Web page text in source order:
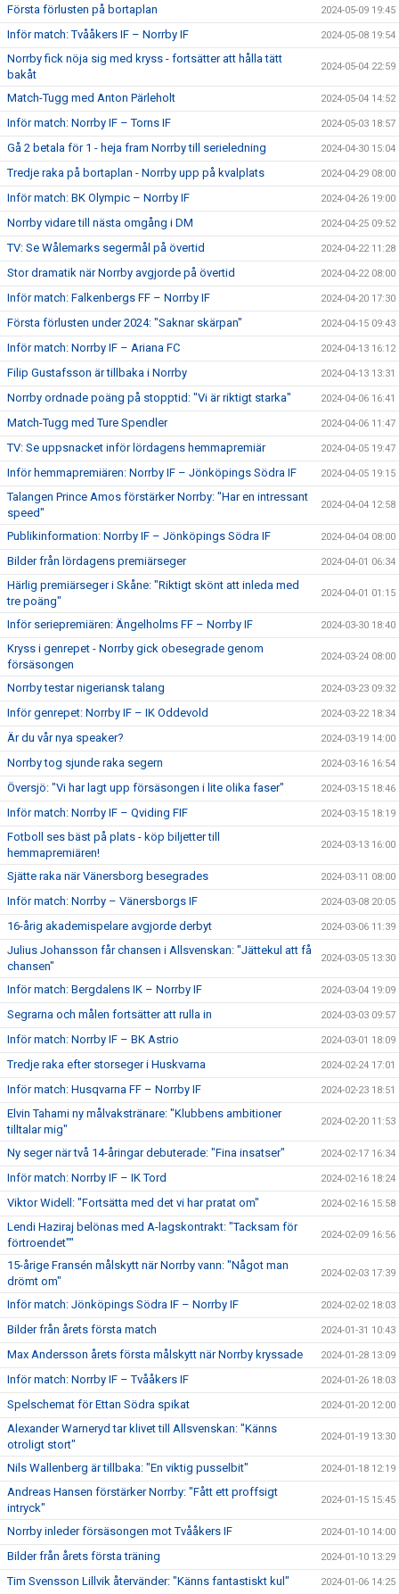
Första förlusten på bortaplan 2024-05-09 19:45
Inför match: Tvååkers IF – Norrby IF 2024-05-08 19:54
Norrby fick nöja sig med kryss - fortsätter att hålla tätt
bakåt
2024-05-04 22:59
Match-Tugg med Anton Pärleholt 2024-05-04 14:52
Inför match: Norrby IF – Torns IF 2024-05-03 18:57
Gå 2 betala för 1 - heja fram Norrby till serieledning 2024-04-30 15:04
Tredje raka på bortaplan - Norrby upp på kvalplats 2024-04-29 08:00
Inför match: BK Olympic – Norrby IF 2024-04-26 19:00
Norrby vidare till nästa omgång i DM 2024-04-25 09:52
TV: Se Wålemarks segermål på övertid 2024-04-22 11:28
Stor dramatik när Norrby avgjorde på övertid 2024-04-22 08:00
Inför match: Falkenbergs FF – Norrby IF 2024-04-20 17:30
Första förlusten under 2024: "Saknar skärpan" 2024-04-15 09:43
Inför match: Norrby IF – Ariana FC 2024-04-13 16:12
Filip Gustafsson är tillbaka i Norrby 2024-04-13 13:31
Norrby ordnade poäng på stopptid: "Vi är riktigt starka" 2024-04-06 16:41
Match-Tugg med Ture Spendler 2024-04-06 11:47
TV: Se uppsnacket inför lördagens hemmapremiär 2024-04-05 19:47
Inför hemmapremiären: Norrby IF – Jönköpings Södra IF 2024-04-05 19:15
Talangen Prince Amos förstärker Norrby: "Har en intressant
speed"
2024-04-04 12:58
Publikinformation: Norrby IF – Jönköpings Södra IF 2024-04-04 08:00
Bilder från lördagens premiärseger 2024-04-01 06:34
Härlig premiärseger i Skåne: "Riktigt skönt att inleda med
tre poäng"
2024-04-01 01:15
Inför seriepremiären: Ängelholms FF – Norrby IF 2024-03-30 18:40
Kryss i genrepet - Norrby gick obesegrade genom
försäsongen
2024-03-24 08:00
Norrby testar nigeriansk talang 2024-03-23 09:32
Inför genrepet: Norrby IF – IK Oddevold 2024-03-22 18:34
Är du vår nya speaker? 2024-03-19 14:00
Norrby tog sjunde raka segern 2024-03-16 16:54
Översjö: "Vi har lagt upp försäsongen i lite olika faser" 2024-03-15 18:46
Inför match: Norrby IF – Qviding FIF 2024-03-15 18:19
Fotboll ses bäst på plats - köp biljetter till
hemmapremiären!
2024-03-13 16:00
Sjätte raka när Vänersborg besegrades 2024-03-11 08:00
Inför match: Norrby – Vänersborgs IF 2024-03-08 20:05
16-årig akademispelare avgjorde derbyt 2024-03-06 11:39
Julius Johansson får chansen i Allsvenskan: "Jättekul att få
chansen"
2024-03-05 13:30
Inför match: Bergdalens IK – Norrby IF 2024-03-04 19:09
Segrarna och målen fortsätter att rulla in 2024-03-03 09:57
Inför match: Norrby IF – BK Astrio 2024-03-01 18:09
Tredje raka efter storseger i Huskvarna 2024-02-24 17:01
Inför match: Husqvarna FF – Norrby IF 2024-02-23 18:51
Elvin Tahami ny målvakstränare: "Klubbens ambitioner
tilltalar mig"
2024-02-20 11:53
Ny seger när två 14-åringar debuterade: "Fina insatser" 2024-02-17 16:34
Inför match: Norrby IF – IK Tord 2024-02-16 18:24
Viktor Widell: "Fortsätta med det vi har pratat om" 2024-02-16 15:58
Lendi Haziraj belönas med A-lagskontrakt: "Tacksam för
förtroendet""
2024-02-09 16:56
15-årige Fransén målskytt när Norrby vann: "Något man
drömt om"
2024-02-03 17:39
Inför match: Jönköpings Södra IF – Norrby IF 2024-02-02 18:03
Bilder från årets första match 2024-01-31 10:43
Max Andersson årets första målskytt när Norrby kryssade 2024-01-28 13:09
Inför match: Norrby IF – Tvååkers IF 2024-01-26 18:03
Spelschemat för Ettan Södra spikat 2024-01-20 12:00
Alexander Warneryd tar klivet till Allsvenskan: "Känns
otroligt stort"
2024-01-19 13:30
Nils Wallenberg är tillbaka: "En viktig pusselbit" 2024-01-18 12:19
Andreas Hansen förstärker Norrby: "Fått ett proffsigt
intryck"
2024-01-15 15:45
Norrby inleder försäsongen mot Tvååkers IF 2024-01-10 14:00
Bilder från årets första träning 2024-01-10 13:29
Tim Svensson Lillvik återvänder: "Känns fantastiskt kul" 2024-01-06 14:25